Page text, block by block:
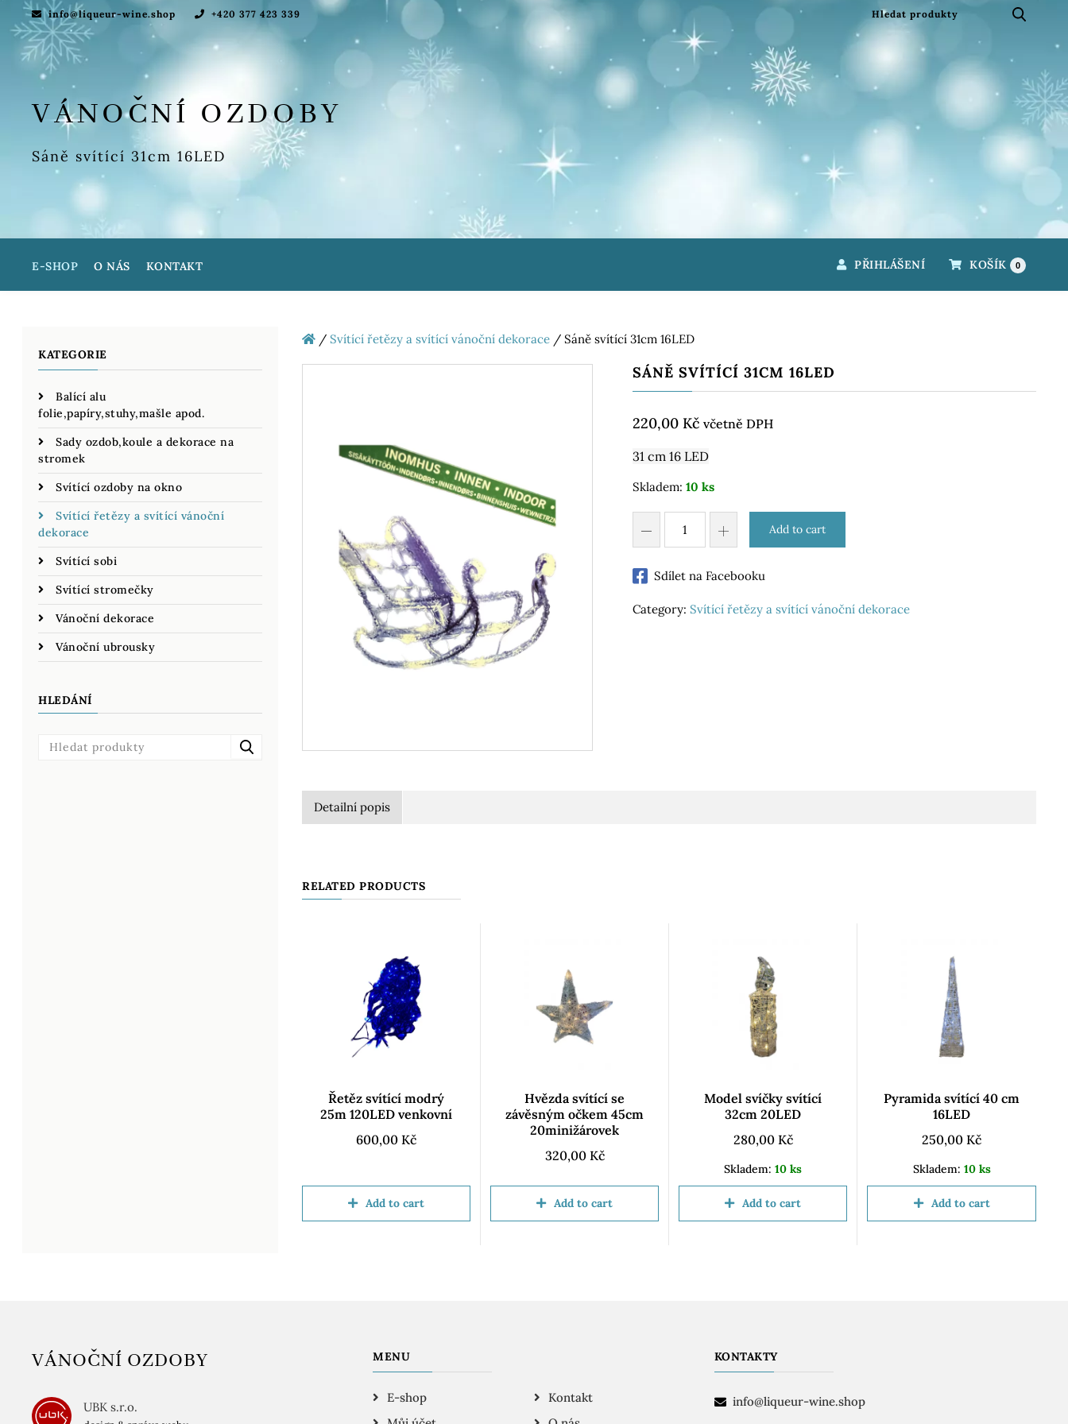
info@liqueur-wine.shop +420 377 423 339
VÁNOČNÍ OZDOBY
Sáně svítící 31cm 16LED
E-SHOP O NÁS KONTAKT PŘIHLÁŠENÍ KOŠÍK 0
KATEGORIE
Balící alu
folie,papíry,stuhy,mašle apod.
Sady ozdob,koule a dekorace na
stromek
Svítící ozdoby na okno
Svítící řetězy a svítící vánoční
dekorace
Svítící sobi
Svítící stromečky
Vánoční dekorace
Vánoční ubrousky
HLEDÁNÍ
/ Svítící řetězy a svítící vánoční dekorace / Sáně svítící 31cm 16LED
SÁNĚ SVÍTÍCÍ 31CM 16LED
220,00 Kč včetně DPH
31 cm 16 LED
Skladem: 10 ks
Add to cart
Sdílet na Facebooku
Category: Svítící řetězy a svítící vánoční dekorace
Detailní popis
RELATED PRODUCTS
Řetěz svítící modrý
25m 120LED venkovní
600,00 Kč
Add to cart
Hvězda svítící se
závěsným očkem 45cm
20minižárovek
320,00 Kč
Add to cart
Model svíčky svítící
32cm 20LED
280,00 Kč
Skladem: 10 ks
Add to cart
Pyramida svítící 40 cm
16LED
250,00 Kč
Skladem: 10 ks
Add to cart
VÁNOČNÍ OZDOBY
UBK s.r.o.
MENU
E-shop
Kontakt
KONTAKTY
info@liqueur-wine.shop